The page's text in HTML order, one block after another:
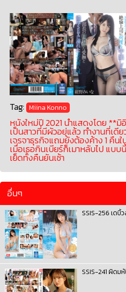
Tag: Miina Konno
หนังใหม่ปี 2021 นำแสดงโดย **มิ
เป็นสาวที่มีผัวอยุ่แล้ว ทำงานที่เดี
เจรจาธุรกิจแถมยังต้องค้าง 1 คืน
เมื่อเธอกินเบียร์ก็เมาหลับไป แบบ
เย็ดทั้งคืนยันเช้า
อื่นๆ
SSIS-256 เดบิ้
SSIS-241 ผิดม